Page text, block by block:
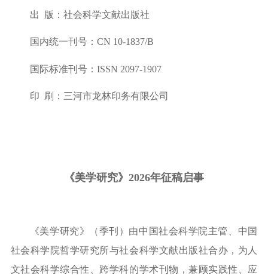
出 版：社会科学文献出版社
国内统一刊号： CN 10-1837/B
国际标准刊号： ISSN 2097-1907
印 刷：三河市龙林印务有限公司
《美学研究》 2026年征稿启事
《美学研究》（季刊）由中国社会科学院主管、中国
社会科学院哲学研究所与社会科学文献出版社合办，为人
文社会科学综合性、跨学科的学术刊物，兼顾实践性、应